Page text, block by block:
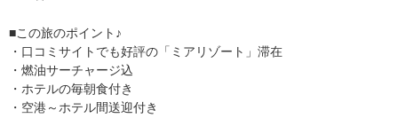
■この旅のポイント♪
・口コミサイトでも好評の「ミアリゾート」滞在
・燃油サーチャージ込
・ホテルの毎朝食付き
・空港～ホテル間送迎付き